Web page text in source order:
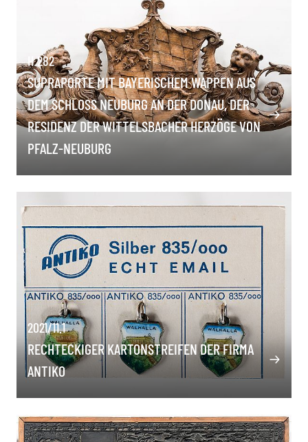
H 282
SUPRAPORTE MIT BAYERISCHEM WAPPEN AUS
DEM SCHLOSS NEUBURG AN DER DONAU, DER
RESIDENZ DER WITTELSBACHER HERZÖGE VON
PFALZ-NEUBURG
2021/11.1
RECHTECKIGER KARTONSTREIFEN DER FIRMA
ANTIKO